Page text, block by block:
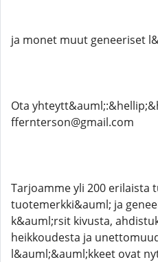
ja monet muut geneeriset
Ota
ffernterson@gmail.com
Tarjoamme yli 200 erilaista
tuotemerkki&auml; ja
k&auml;rsit kivusta,
heikkoudesta ja
l&auml;&auml;kkeet ovat